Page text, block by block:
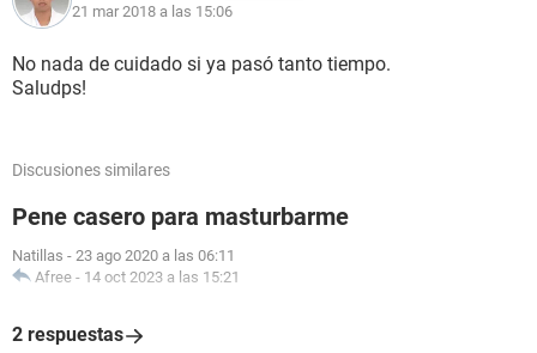
21 mar 2018 a las 15:06
No nada de cuidado si ya pasó tanto tiempo.
Saludps!
Discusiones similares
Pene casero para masturbarme
Natillas - 23 ago 2020 a las 06:11
Afree - 14 oct 2023 a las 15:21
2 respuestas